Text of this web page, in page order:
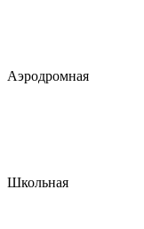
Аэродромная
Школьная